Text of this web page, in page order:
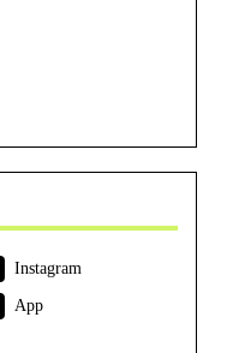
Instagram
App